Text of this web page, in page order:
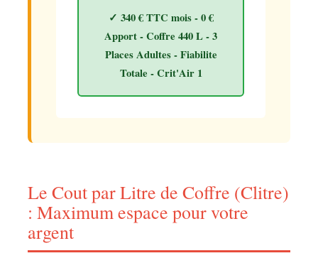
✓ 340 € TTC mois - 0 €
Apport - Coffre 440 L - 3
Places Adultes - Fiabilite
Totale - Crit'Air 1
Le Cout par Litre de Coffre (Clitre)
: Maximum espace pour votre
argent